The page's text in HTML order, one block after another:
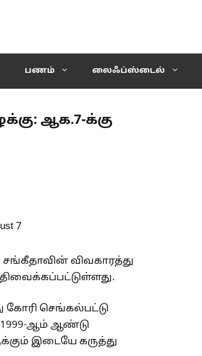
பணம் லைஃப்ஸ்டைல்
ஆக.7-க்கு
சங்கீதாவின் விவகாரத்து
கோரி செங்கல்பட்டு
ஆம் ஆண்டு
இடையே கருத்து